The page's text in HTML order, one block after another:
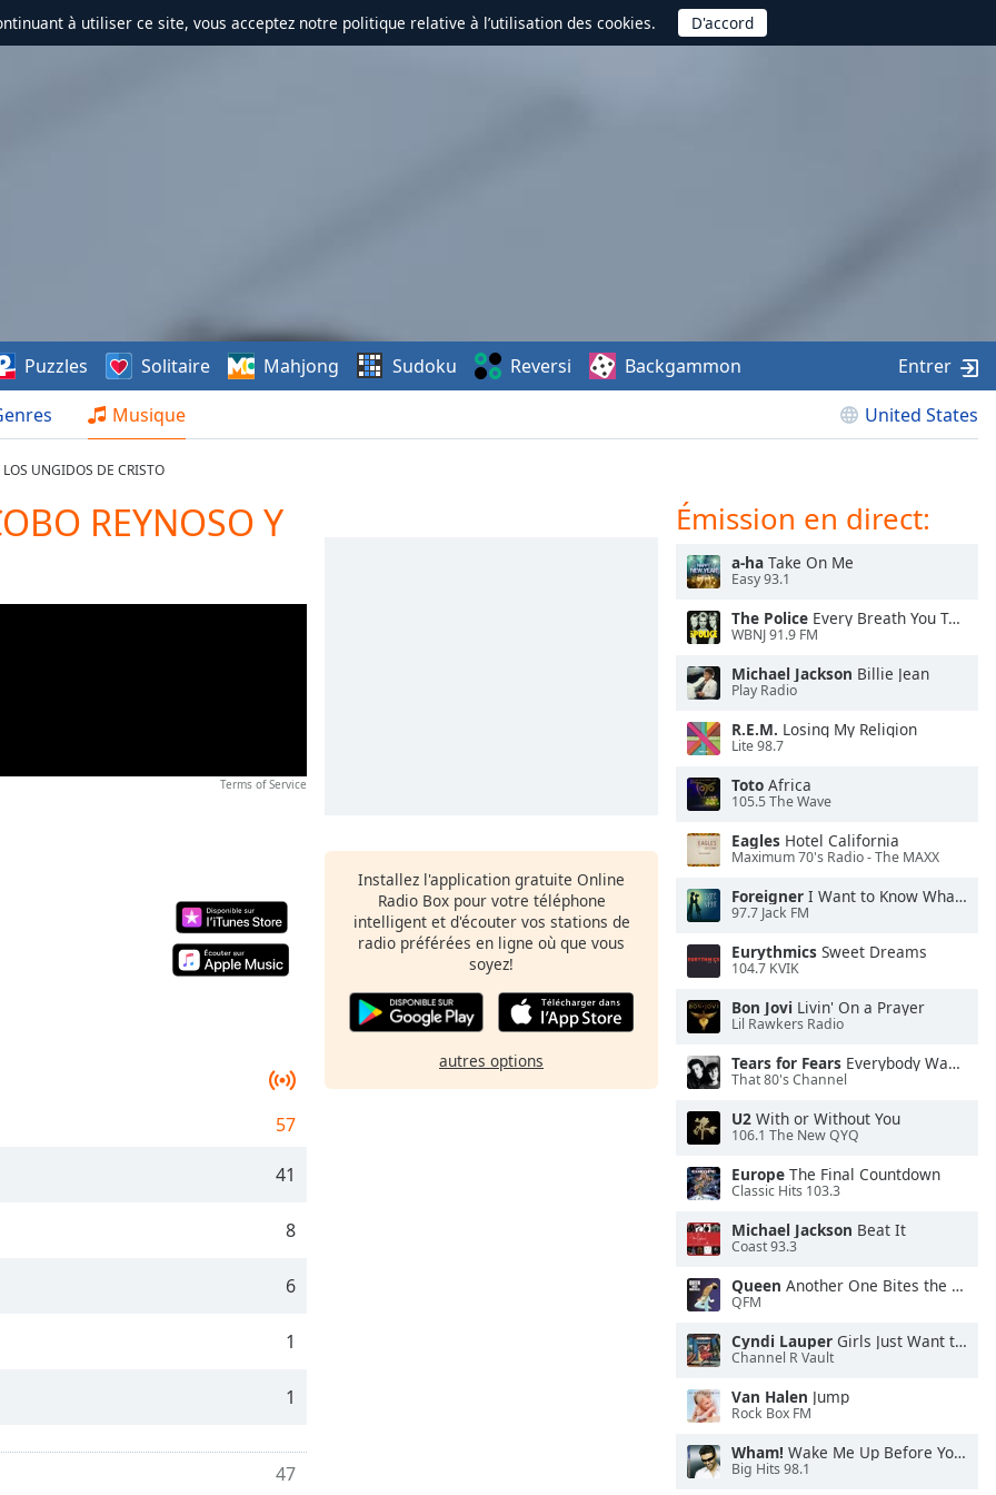
à utiliser ce site, vous acceptez notre politique relative à l’utilisation des cookies.
Musique United States
Puzzles Solitaire Mahjong Sudoku Reversi Backgammon Entrer
UNGIDOS DE CRISTO
REYNOSO Y
Terms of Service
57
41
8
6
1
1
47
Installez l'application gratuite Online
Radio Box pour votre téléphone
intelligent et d'écouter vos stations de
radio préférées en ligne où que vous
soyez!
autres options
Émission en direct:
a-ha Take On Me
Easy 93.1
The Police Every Breath You Take
WBNJ 91.9 FM
Michael Jackson Billie Jean
Play Radio
R.E.M. Losing My Religion
Lite 98.7
Toto Africa
105.5 The Wave
Eagles Hotel California
Maximum 70's Radio - The MAXX
Foreigner I Want to Know What Love Is
97.7 Jack FM
Eurythmics Sweet Dreams
104.7 KVIK
Bon Jovi Livin' On a Prayer
Lil Rawkers Radio
Tears for Fears Everybody Wants To Rule the World
That 80's Channel
U2 With or Without You
106.1 The New QYQ
Europe The Final Countdown
Classic Hits 103.3
Michael Jackson Beat It
Coast 93.3
Queen Another One Bites the Dust
QFM
Cyndi Lauper Girls Just Want to Have Fun
Channel R Vault
Van Halen Jump
Rock Box FM
Wham! Wake Me Up Before You Go-Go
Big Hits 98.1